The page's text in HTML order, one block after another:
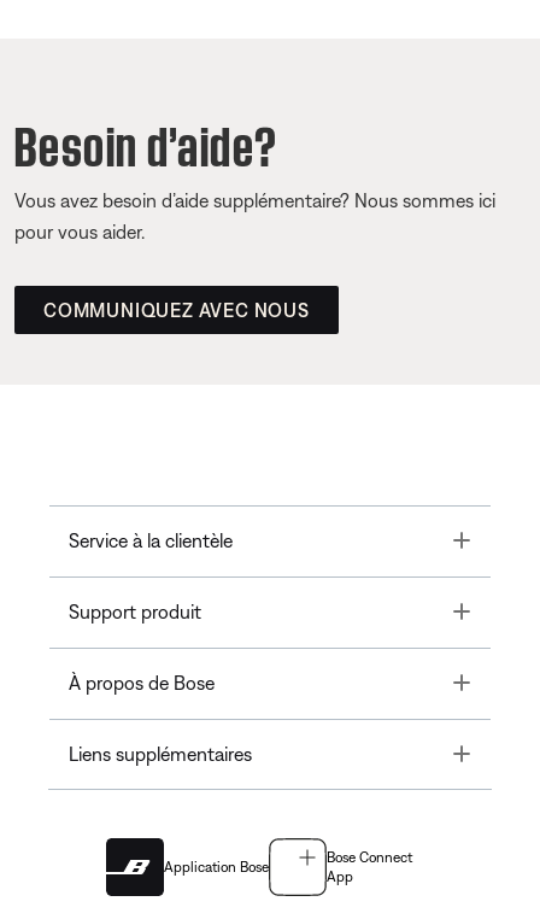
Besoin d’aide?
Vous avez besoin d’aide supplémentaire? Nous sommes ici
pour vous aider.
COMMUNIQUEZ AVEC NOUS
Service à la clientèle Toggle
Support produit Toggle
À propos de Bose Toggle
Liens supplémentaires Toggle
Application Bose
Bose Connect
App